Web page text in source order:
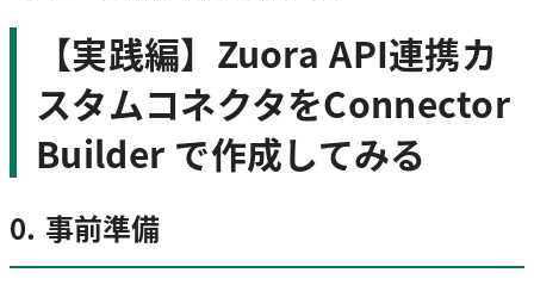
【実践編】Zuora API連携カ
スタムコネクタをConnector
Builder で作成してみる
0. 事前準備